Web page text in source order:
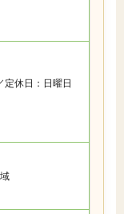
休日：日曜日